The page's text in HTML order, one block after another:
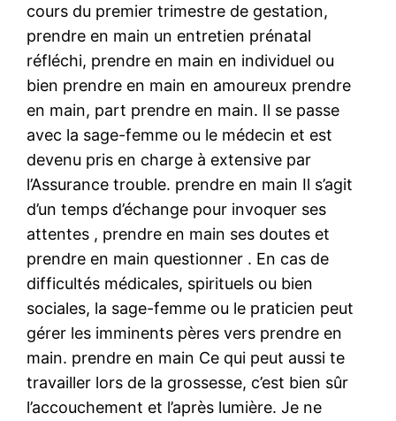
cours du premier trimestre de gestation,
prendre en main un entretien prénatal
réfléchi, prendre en main en individuel ou
bien prendre en main en amoureux prendre
en main, part prendre en main. Il se passe
avec la sage-femme ou le médecin et est
devenu pris en charge à extensive par
l’Assurance trouble. prendre en main Il s’agit
d’un temps d’échange pour invoquer ses
attentes , prendre en main ses doutes et
prendre en main questionner . En cas de
difficultés médicales, spirituels ou bien
sociales, la sage-femme ou le praticien peut
gérer les imminents pères vers prendre en
main. prendre en main Ce qui peut aussi te
travailler lors de la grossesse, c’est bien sûr
l’accouchement et l’après lumière. Je ne